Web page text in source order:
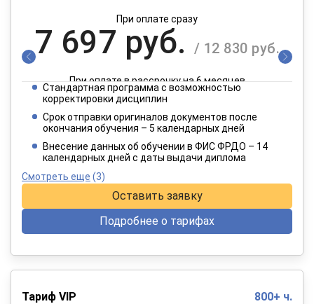
При оплате сразу
7 697 руб. / 12 830 руб.
При оплате в рассрочку на 6 месяцев
3 849 руб.
При оплате в рассрочку на 12 месяцев
Стандартная программа с возможностью
корректировки дисциплин
Срок отправки оригиналов документов после
окончания обучения – 5 календарных дней
Внесение данных об обучении в ФИС ФРДО – 14
календарных дней с даты выдачи диплома
Смотреть еще (3)
Оставить заявку
Подробнее о тарифах
Тариф VIP 800+ ч.